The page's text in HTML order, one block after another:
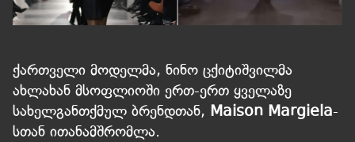
ქართველი მოდელმა, ნინო ცქიტიშვილმა
ახლახან მსოფლიოში ერთ-ერთ ყველაზე
სახელგანთქმულ ბრენდთან, Maison Margiela-
სთან ითანამშრომლა.